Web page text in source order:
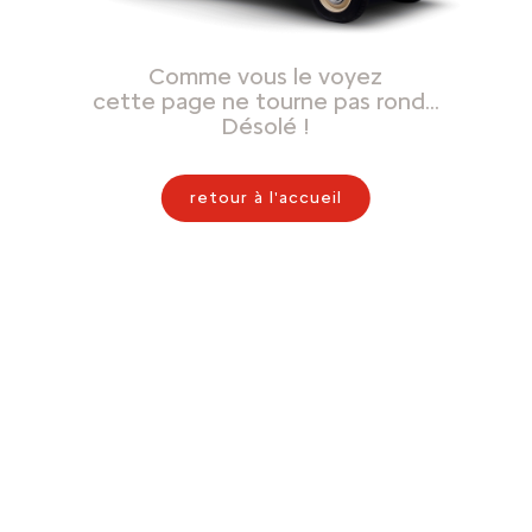
Comme vous le voyez
cette page ne tourne pas rond…
Désolé !
retour à l'accueil